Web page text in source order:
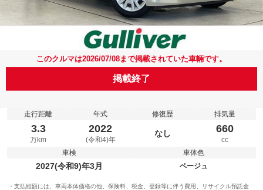
このクルマは2026/07/08まで掲載されていた車輛です。
掲載終了
走行距離
3.3
万km
年式
2022
(令和4)年
修復歴
なし
排気量
660
cc
車検
2027(令和9)年3月
車体色
ベージュ
支払総額には、車両本体価格の他、保険料、税金、登録等に伴う費用、リサイクル預託金